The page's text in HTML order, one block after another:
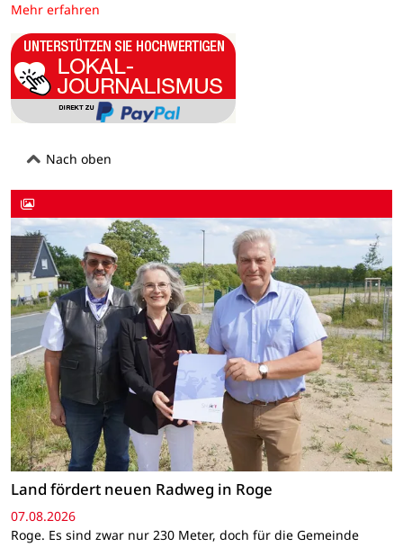
Mehr erfahren
Nach oben
Land fördert neuen Radweg in Roge
07.08.2026
Roge. Es sind zwar nur 230 Meter, doch für die Gemeinde